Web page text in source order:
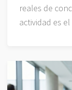
reales de
actividad es